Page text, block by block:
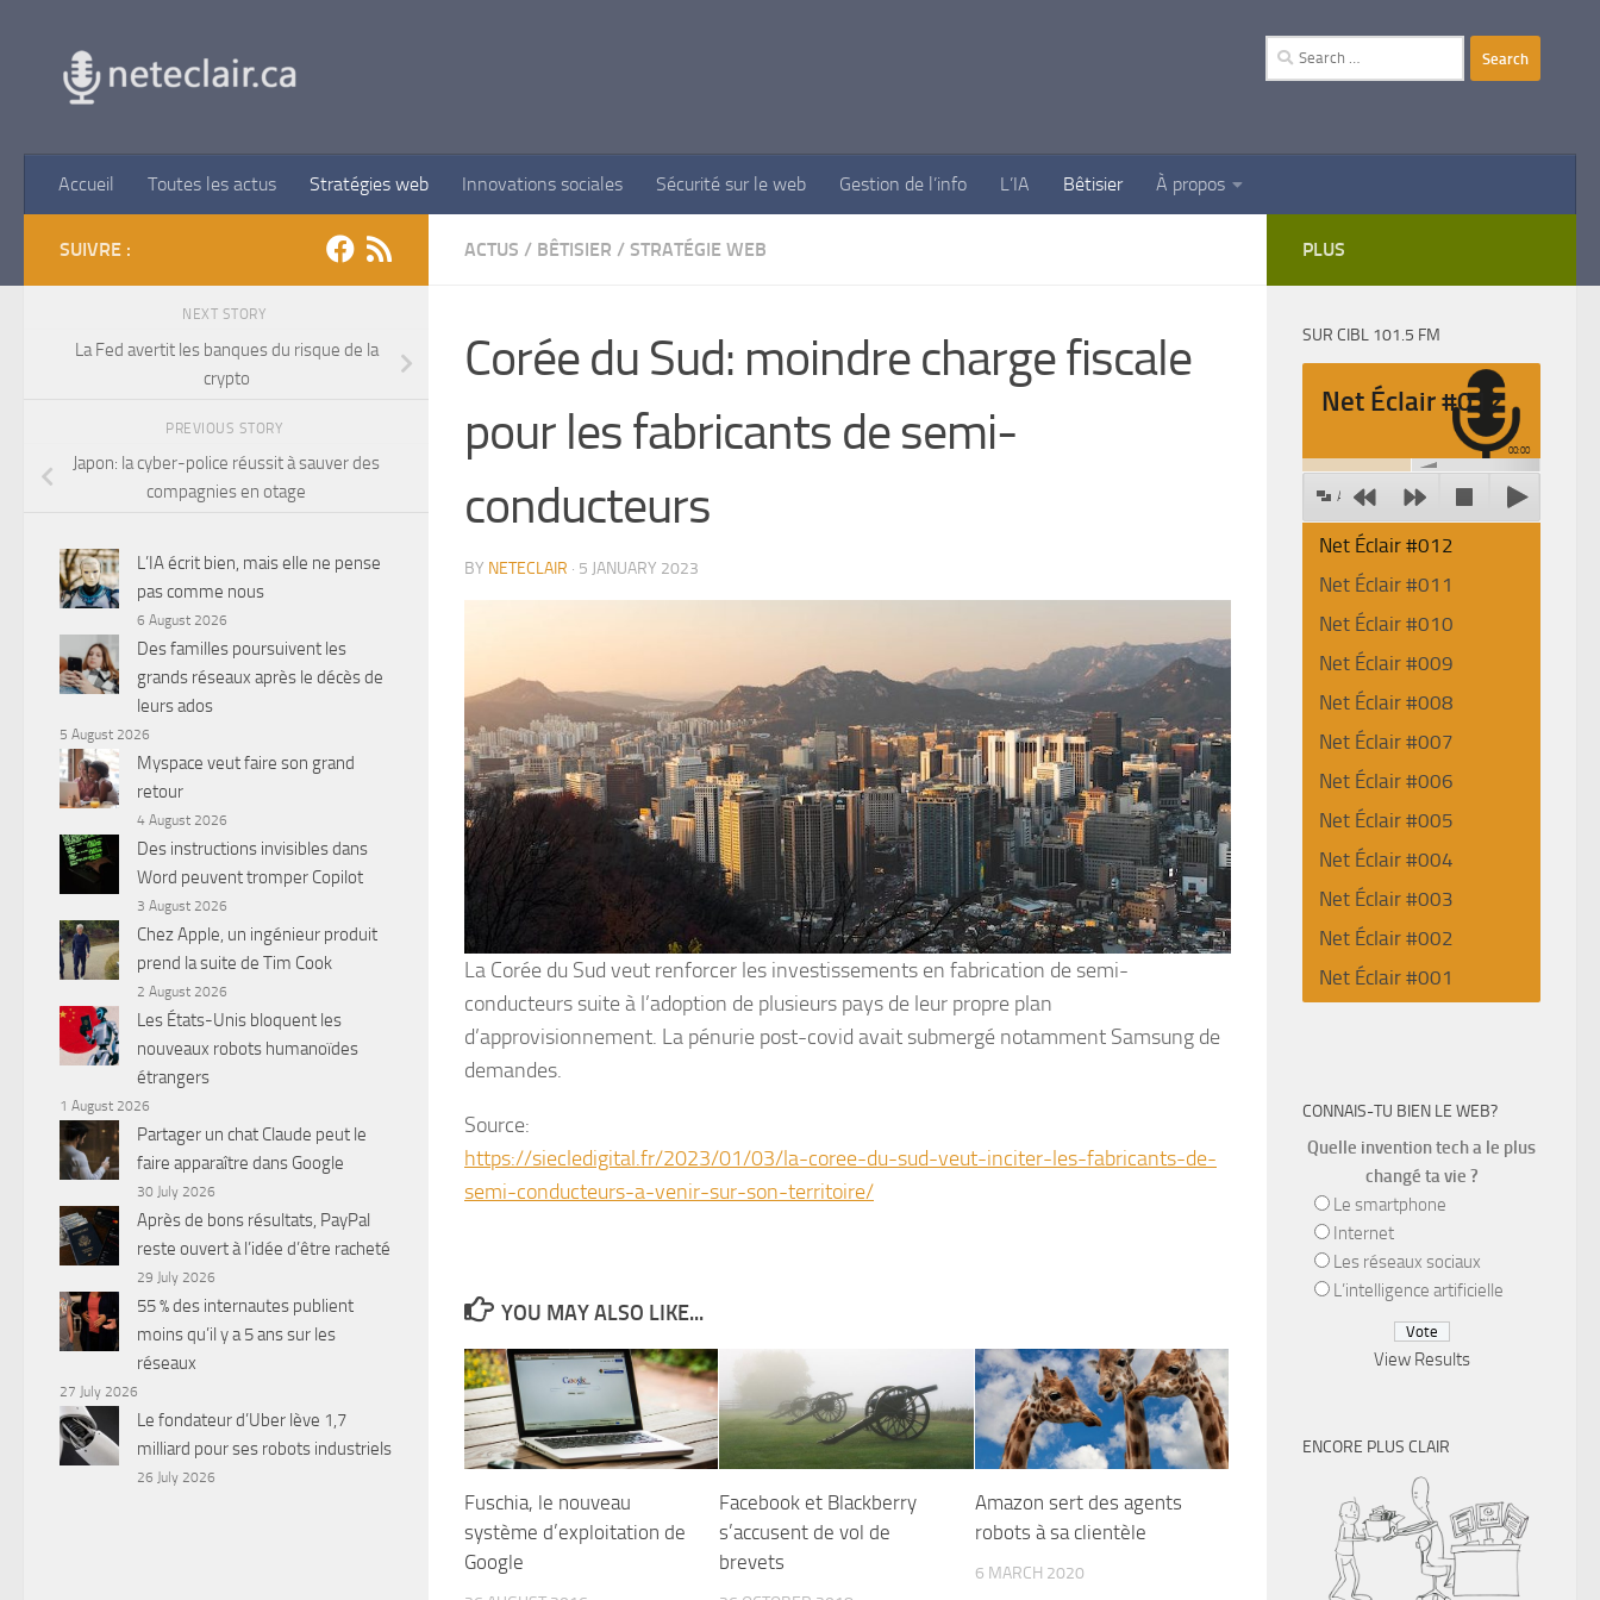
Search
for:
Accueil Toutes les actus Stratégies web Innovations sociales Sécurité sur le web Gestion de l’info L’IA Bêtisier À propos
ACTUS / BÊTISIER / STRATÉGIE WEB
Corée du Sud: moindre charge fiscale
pour les fabricants de semi-
conducteurs
BY NETECLAIR · 5 JANUARY 2023
La Corée du Sud veut renforcer les investissements en fabrication de semi-
conducteurs suite à l’adoption de plusieurs pays de leur propre plan
d’approvisionnement. La pénurie post-covid avait submergé notamment Samsung de
demandes.
Source:
https://siecledigital.fr/2023/01/03/la-coree-du-sud-veut-inciter-les-fabricants-de-
semi-conducteurs-a-venir-sur-son-territoire/
YOU MAY ALSO LIKE...
Fuschia, le nouveau
système d’exploitation de
Google
Facebook et Blackberry
s’accusent de vol de
brevets
Amazon sert des agents
robots à sa clientèle
6 MARCH 2020
SUIVRE :
NEXT STORY
La Fed avertit les banques du risque de la
crypto
PREVIOUS STORY
Japon: la cyber-police réussit à sauver des
compagnies en otage
L’IA écrit bien, mais elle ne pense
pas comme nous
6 August 2026
Des familles poursuivent les
grands réseaux après le décès de
leurs ados
5 August 2026
Myspace veut faire son grand
retour
4 August 2026
Des instructions invisibles dans
Word peuvent tromper Copilot
3 August 2026
Chez Apple, un ingénieur produit
prend la suite de Tim Cook
2 August 2026
Les États-Unis bloquent les
nouveaux robots humanoïdes
étrangers
1 August 2026
Partager un chat Claude peut le
faire apparaître dans Google
30 July 2026
Après de bons résultats, PayPal
reste ouvert à l’idée d’être racheté
29 July 2026
55 % des internautes publient
moins qu’il y a 5 ans sur les
réseaux
27 July 2026
Le fondateur d’Uber lève 1,7
milliard pour ses robots industriels
26 July 2026
PLUS
SUR CIBL 101.5 FM
Net Éclair #012
00:00
Agrandir
Net Éclair #012
Net Éclair #011
Net Éclair #010
Net Éclair #009
Net Éclair #008
Net Éclair #007
Net Éclair #006
Net Éclair #005
Net Éclair #004
Net Éclair #003
Net Éclair #002
Net Éclair #001
CONNAIS-TU BIEN LE WEB?
Quelle invention tech a le plus
changé ta vie ?
Le smartphone
Internet
Les réseaux sociaux
L’intelligence artificielle
View Results
ENCORE PLUS CLAIR